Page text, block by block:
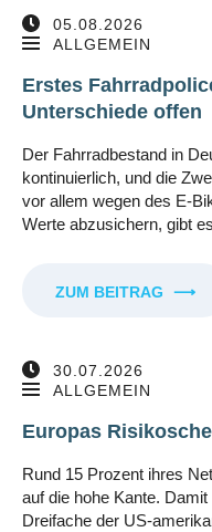
05.08.2026
ALLGEMEIN
Erstes
Unterschiede offen
Der Fahrradbestand in
kontinuierlich, und die
vor allem wegen des E-
Werte abzusichern, gibt
ZUM BEITRAG ⟶
30.07.2026
ALLGEMEIN
Europas
Rund 15 Prozent ihres
auf die hohe Kante.
Dreifache der US-